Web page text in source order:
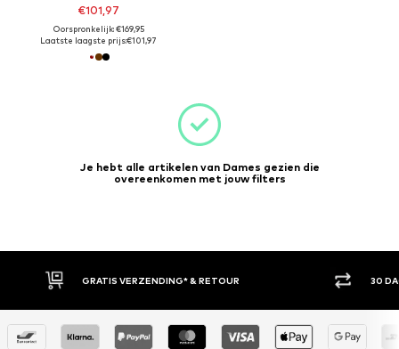
€101,97
Oorspronkelijk: €169,95
Laatste laagste prijs:€101,97
Je hebt alle artikelen van Dames gezien die
overeenkomen met jouw filters
GRATIS VERZENDING* & RETOUR 30